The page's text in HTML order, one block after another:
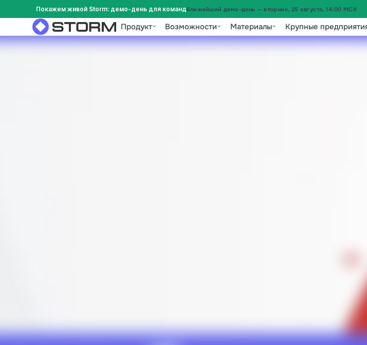
Покажем живой Storm: демо-день для командБлижайший демо-день — вторник, 25 августа, 14:00 МСК
Продукт Возможности Материалы Крупные